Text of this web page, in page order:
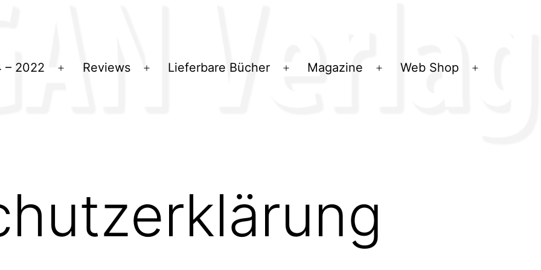
– 2022
Menü
Reviews
Menü
Lieferbare Bücher
Menü
Magazine
Menü
Web Shop